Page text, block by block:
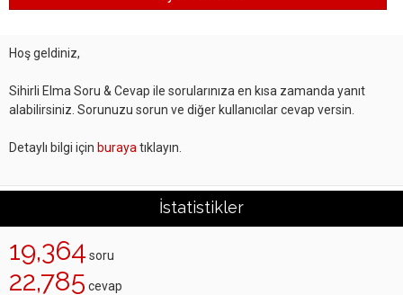
Hoş geldiniz,
Sihirli Elma Soru & Cevap ile sorularınıza en kısa zamanda yanıt
alabilirsiniz. Sorunuzu sorun ve diğer kullanıcılar cevap versin.
Detaylı bilgi için buraya tıklayın.
İstatistikler
19,364 soru
22,785 cevap